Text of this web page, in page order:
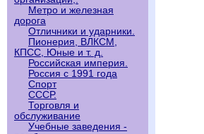
Метро и железная
дорога
Отличники и ударники.
Пионерия, ВЛКСМ,
КПСС, Юные и т. д.
Российская империя.
Россия с 1991 года
Спорт
СССР.
Торговля и
обслуживание
Учебные заведения -